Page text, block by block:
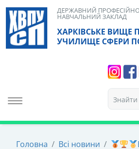
Skip
content
ХАРКІВСЬКЕ ВИЩЕ
УЧИЛИЩЕ СФЕРИ
ДЕРЖАВНИЙ
НАВЧАЛЬНИЙ ЗАКЛАД
Toggle navigation
Головна / Всі новини /